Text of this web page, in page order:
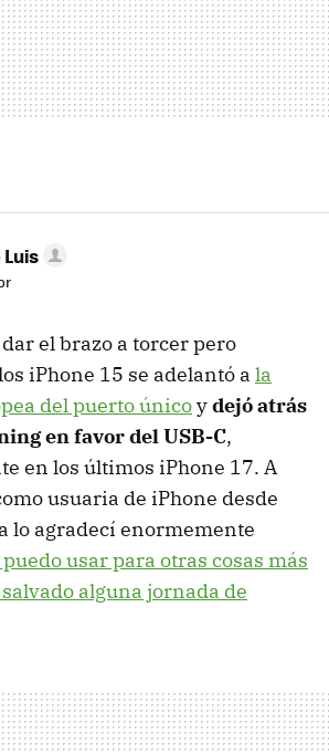
Luis
el brazo a torcer pero
iPhone 15 se adelantó a la
del puerto únicoydejó atrás
en favor del USB-C,
en los últimos iPhone 17. A
usuaria de iPhone desde
lo agradecí enormemente
usar para otras cosas más
alguna jornada de